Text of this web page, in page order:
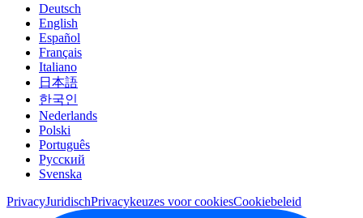
Deutsch
English
Español
Français
Italiano
日本語
한국인
Nederlands
Polski
Português
Pусский
Svenska
PrivacyJuridischPrivacykeuzes voor cookiesCookiebeleid